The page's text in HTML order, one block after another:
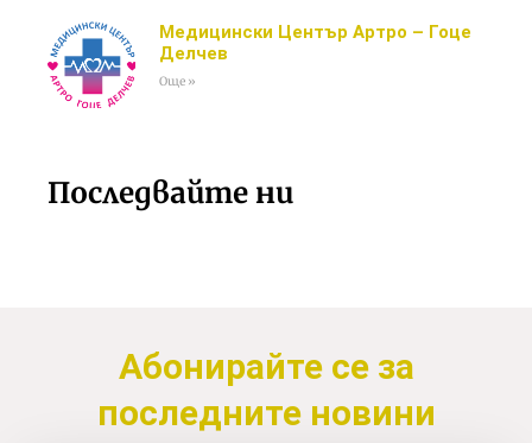
Медицински Център Артро – Гоце
Делчев
Още »
Последвайте ни
Абонирайте се за
последните новини